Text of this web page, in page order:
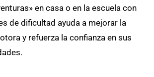
en casa o en la escuela con
de dificultad ayuda a mejorar la
y refuerza la confianza en sus